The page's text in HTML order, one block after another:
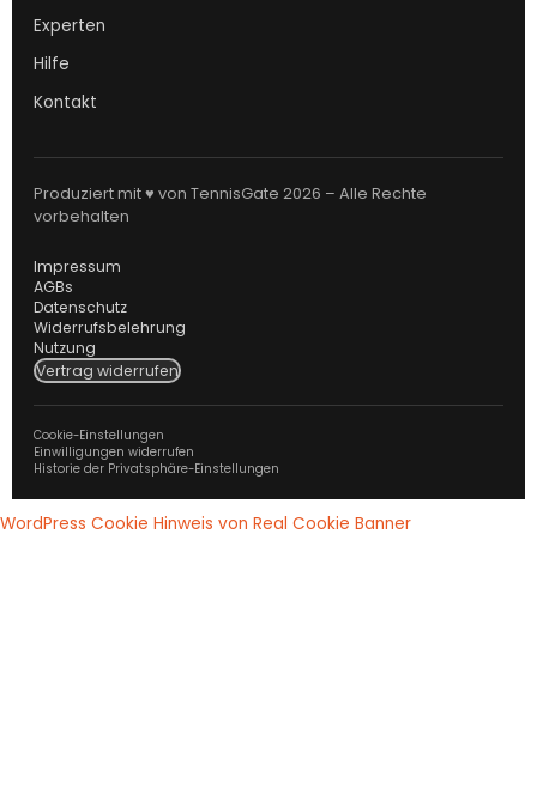
Experten
Hilfe
Kontakt
Produziert mit ♥ von TennisGate 2026 – Alle Rechte
vorbehalten
Impressum
AGBs
Datenschutz
Widerrufsbelehrung
Nutzung
Vertrag widerrufen
Cookie-Einstellungen
Einwilligungen widerrufen
Historie der Privatsphäre-Einstellungen
WordPress Cookie Hinweis von Real Cookie Banner